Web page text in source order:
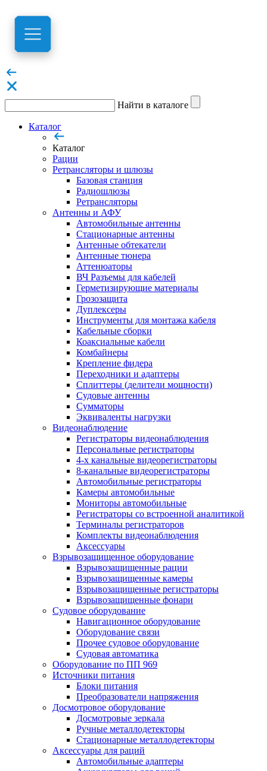
Найти в каталоге
Каталог
Каталог
Рации
Ретрансляторы и шлюзы
Базовая станция
Радиошлюзы
Ретрансляторы
Антенны и АФУ
Автомобильные антенны
Стационарные антенны
Антенные обтекатели
Антенные тюнера
Аттенюаторы
ВЧ Разъемы для кабелей
Герметизирующие материалы
Грозозащита
Дуплексеры
Инструменты для монтажа кабеля
Кабельные сборки
Коаксиальные кабели
Комбайнеры
Крепление фидера
Переходники и адаптеры
Сплиттеры (делители мощности)
Судовые антенны
Сумматоры
Эквиваленты нагрузки
Видеонаблюдение
Регистраторы видеонаблюдения
Персональные регистраторы
4-х канальные видеорегистраторы
8-канальные видеорегистраторы
Автомобильные регистраторы
Камеры автомобильные
Мониторы автомобильные
Регистраторы со встроенной аналитикой
Терминалы регистраторов
Комплекты видеонаблюдения
Аксессуары
Взрывозащищенное оборудование
Взрывозащищенные рации
Взрывозащищенные камеры
Взрывозащищенные регистраторы
Взрывозащищенные фонари
Судовое оборудование
Навигационное оборудование
Оборудование связи
Прочее судовое оборудование
Судовая автоматика
Оборудование по ПП 969
Источники питания
Блоки питания
Преобразователи напряжения
Досмотровое оборудование
Досмотровые зеркала
Ручные металлодетекторы
Стационарные металлодетекторы
Аксессуары для раций
Автомобильные адаптеры